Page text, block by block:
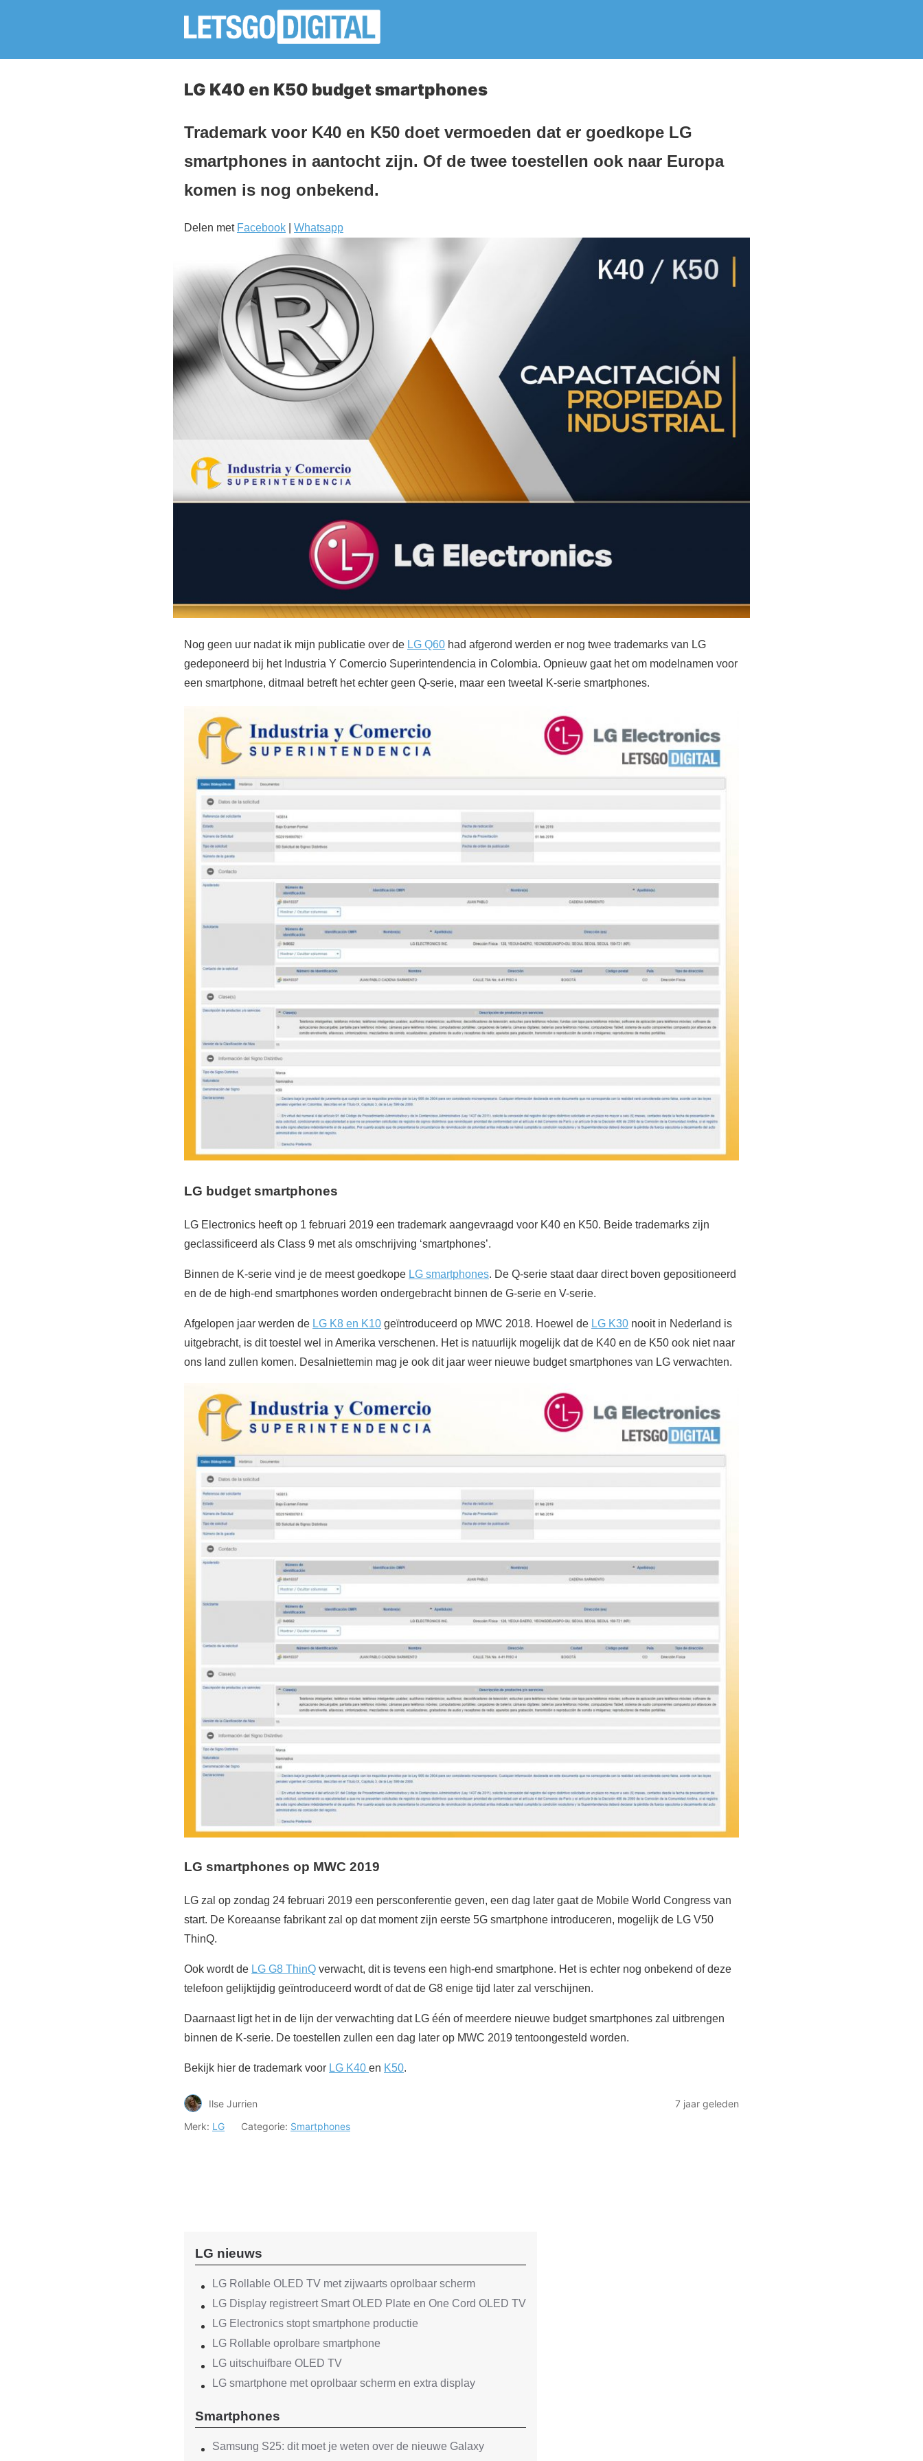
LG K40 en K50 budget smartphones
Trademark voor K40 en K50 doet vermoeden dat er goedkope LG
smartphones in aantocht zijn. Of de twee toestellen ook naar Europa
komen is nog onbekend.
Delen met Facebook Whatsapp
Nog geen uur nadat ik mijn publicatie over de LG Q60 had afgerond werden er nog twee trademarks van LG
gedeponeerd bij het Industria Y Comercio Superintendencia in Colombia. Opnieuw gaat het om modelnamen voor
een smartphone, ditmaal betreft het echter geen Q-serie, maar een tweetal K-serie smartphones.
LG budget smartphones
LG Electronics heeft op 1 februari 2019 een trademark aangevraagd voor K40 en K50. Beide trademarks zijn
geclassificeerd als Class 9 met als omschrijving ‘smartphones’.
Binnen de K-serie vind je de meest goedkope LG smartphones. De Q-serie staat daar direct boven gepositioneerd
en de de high-end smartphones worden ondergebracht binnen de G-serie en V-serie.
Afgelopen jaar werden de LG K8 en K10 geïntroduceerd op MWC 2018. Hoewel de LG K30 nooit in Nederland is
uitgebracht, is dit toestel wel in Amerika verschenen. Het is natuurlijk mogelijk dat de K40 en de K50 ook niet naar
ons land zullen komen. Desalniettemin mag je ook dit jaar weer nieuwe budget smartphones van LG verwachten.
LG smartphones op MWC 2019
LG zal op zondag 24 februari 2019 een persconferentie geven, een dag later gaat de Mobile World Congress van
start. De Koreaanse fabrikant zal op dat moment zijn eerste 5G smartphone introduceren, mogelijk de LG V50
ThinQ.
Ook wordt de LG G8 ThinQ verwacht, dit is tevens een high-end smartphone. Het is echter nog onbekend of deze
telefoon gelijktijdig geïntroduceerd wordt of dat de G8 enige tijd later zal verschijnen.
Daarnaast ligt het in de lijn der verwachting dat LG één of meerdere nieuwe budget smartphones zal uitbrengen
binnen de K-serie. De toestellen zullen een dag later op MWC 2019 tentoongesteld worden.
Bekijk hier de trademark voor LG K40 en K50.
Ilse Jurrien
7 jaar geleden
Merk: LG Categorie: Smartphones
LG nieuws
LG Rollable OLED TV met zijwaarts oprolbaar scherm
LG Display registreert Smart OLED Plate en One Cord OLED TV
LG Electronics stopt smartphone productie
LG Rollable oprolbare smartphone
LG uitschuifbare OLED TV
LG smartphone met oprolbaar scherm en extra display
Smartphones
Samsung S25: dit moet je weten over de nieuwe Galaxy